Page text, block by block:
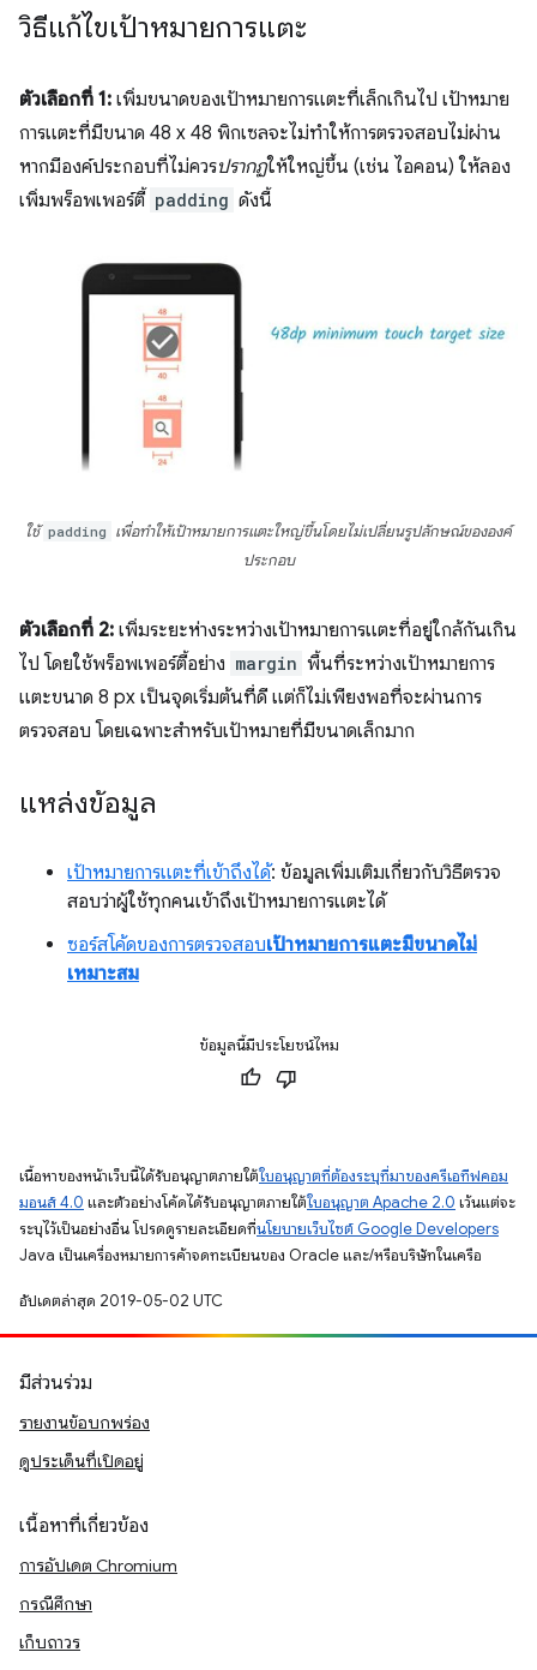
วิธีแก้ไขเป้าหมายการแตะ
ตัวเลือกที่ 1: เพิ่มขนาดของเป้าหมายการแตะที่เล็กเกินไป เป้าหมาย
การแตะที่มีขนาด 48 x 48 พิกเซลจะไม่ทำให้การตรวจสอบไม่ผ่าน
หากมีองค์ประกอบที่ไม่ควรปรากฏให้ใหญ่ขึ้น (เช่น ไอคอน) ให้ลอง
เพิ่มพร็อพเพอร์ตี้ padding ดังนี้
ใช้ padding เพื่อทำให้เป้าหมายการแตะใหญ่ขึ้นโดยไม่เปลี่ยนรูปลักษณ์ขององค์
ประกอบ
ตัวเลือกที่ 2: เพิ่มระยะห่างระหว่างเป้าหมายการแตะที่อยู่ใกล้กันเกิน
ไป โดยใช้พร็อพเพอร์ตี้อย่าง margin พื้นที่ระหว่างเป้าหมายการ
แตะขนาด 8 px เป็นจุดเริ่มต้นที่ดี แต่ก็ไม่เพียงพอที่จะผ่านการ
ตรวจสอบ โดยเฉพาะสำหรับเป้าหมายที่มีขนาดเล็กมาก
แหล่งข้อมูล
เป้าหมายการแตะที่เข้าถึงได้: ข้อมูลเพิ่มเติมเกี่ยวกับวิธีตรวจ
สอบว่าผู้ใช้ทุกคนเข้าถึงเป้าหมายการแตะได้
ซอร์สโค้ดของการตรวจสอบเป้าหมายการแตะมีขนาดไม่
เหมาะสม
ข้อมูลนี้มีประโยชน์ไหม
เนื้อหาของหน้าเว็บนี้ได้รับอนุญาตภายใต้ใบอนุญาตที่ต้องระบุที่มาของครีเอทีฟคอม
มอนส์ 4.0 และตัวอย่างโค้ดได้รับอนุญาตภายใต้ใบอนุญาต Apache 2.0 เว้นแต่จะ
ระบุไว้เป็นอย่างอื่น โปรดดูรายละเอียดที่นโยบายเว็บไซต์ Google Developers
Java เป็นเครื่องหมายการค้าจดทะเบียนของ Oracle และ/หรือบริษัทในเครือ
อัปเดตล่าสุด 2019-05-02 UTC
มีส่วนร่วม
รายงานข้อบกพร่อง
ดูประเด็นที่เปิดอยู่
เนื้อหาที่เกี่ยวข้อง
การอัปเดต Chromium
กรณีศึกษา
เก็บถาวร